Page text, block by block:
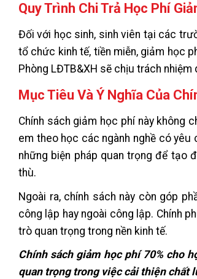
Quy Trình Chi Trả Học Phí
Đối với học sinh, sinh viên tại các
tổ chức kinh tế, tiền miễn, giảm học
Phòng LĐTB&XH sẽ chịu trách
Mục Tiêu Và Ý Nghĩa Của
Chính sách giảm học phí này không
em theo học các ngành nghề có
những biện pháp quan trọng để tạo
thù.
Ngoài ra, chính sách này còn góp
công lập hay ngoài công lập. Chính
trò quan trọng trong nền kinh tế.
Chính sách giảm học phí 70% cho
quan trọng trong việc cải thiện chất